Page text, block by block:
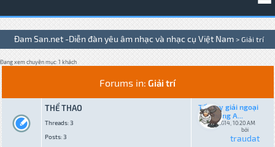
Đam San.net -Diễn đàn yêu âm nhạc và nhạc cụ Việt Nam > Giải trí
Đang xem chuyên mục: 1 khách
Forums in: Giải trí
THỂ THAO
Threads: 3
Posts: 3
Tối nay giải ngoại
hạng A...
08-16-2014, 10:20 AM
bởi
traudat